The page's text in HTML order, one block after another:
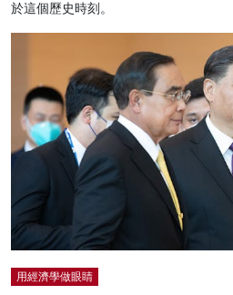
於這個歷史時刻。
用經濟學做眼睛